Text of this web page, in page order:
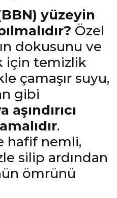
yüzeyin
Özel
dokusunu ve
için temizlik
çamaşır suyu,
gibi
.
hafif nemli,
silip ardından
ömrünü